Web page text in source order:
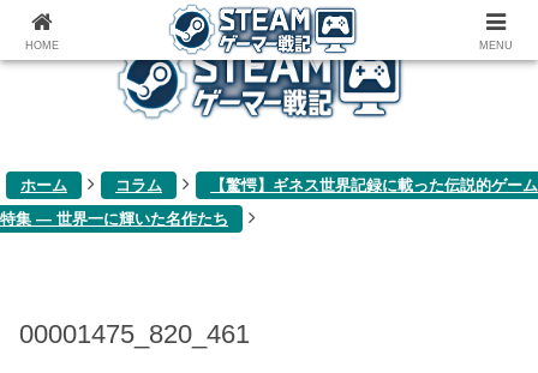
ゲーム関連雑記ブログ
ホーム コラム
【驚愕】ギネス世界記録に載った伝説的ゲーム
特集 ― 世界一に輝いた名作たち
00001475_820_461
HOME MENU